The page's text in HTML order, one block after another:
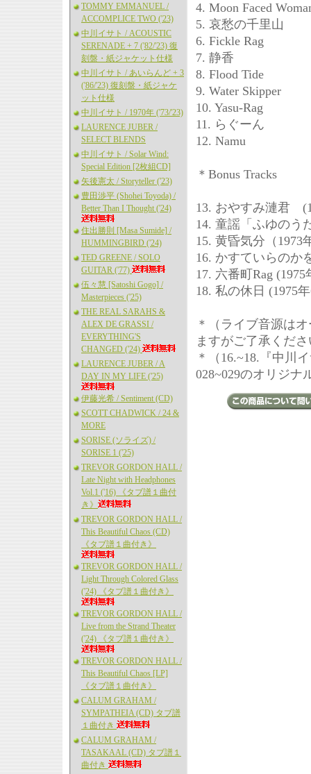
TOMMY EMMANUEL /
ACCOMPLICE TWO ('23)
中川イサト / ACOUSTIC
SERENADE + 7 ('82/'23) 復
刻盤・紙ジャケット仕様
中川イサト / あいらんど + 3
('86/'23) 復刻盤・紙ジャケ
ット仕様
中川イサト / 1970年 ('73/'23)
LAURENCE JUBER /
SELECT BLENDS
中川イサト / Solar Wind:
Special Edition [2枚組CD]
矢後憲太 / Storyteller ('23)
豊田渉平 (Shohei Toyoda) /
Better Than I Thought ('24)
住出勝則 [Masa Sumide] /
HUMMINGBIRD ('24)
TED GREENE / SOLO
GUITAR ('77)
伍々慧 [Satoshi Gogo] /
Masterpieces ('25)
THE REAL SARAHS &
ALEX DE GRASSI /
EVERYTHING'S
CHANGED ('24)
LAURENCE JUBER / A
DAY IN MY LIFE ('25)
伊藤光希 / Sentiment (CD)
SCOTT CHADWICK / 24 &
MORE
SORISE (ソライズ) /
SORISE 1 ('25)
TREVOR GORDON HALL /
Late Night with Headphones
Vol.1 ('16) 《タブ譜１曲付
き》
TREVOR GORDON HALL /
This Beautiful Chaos (CD)
《タブ譜１曲付き》
TREVOR GORDON HALL /
Light Through Colored Glass
('24) 《タブ譜１曲付き》
TREVOR GORDON HALL /
Live from the Strand Theater
('24) 《タブ譜１曲付き》
TREVOR GORDON HALL /
This Beautiful Chaos [LP]
《タブ譜１曲付き》
CALUM GRAHAM /
SYMPATHEIA (CD) タブ譜
１曲付き
CALUM GRAHAM /
TASAKAAL (CD) タブ譜１
曲付き
4. Moon Faced
5. 哀愁の千里山
6. Fickle Rag
7. 静香
8. Flood Tide
9. Water Skipper
10. Yasu-Rag
11. らぐーん
12. Namu
＊Bonus Tracks
13. おやすみ漣君
14. 童謡「ふゆの
15. 黄昏気分（
16. かすていらの
17. 六番町Rag
18. 私の休日 (1975
＊（ライブ音源は
ますがご了承くだ
＊（16.~18.『中川
028~029のオリジナ